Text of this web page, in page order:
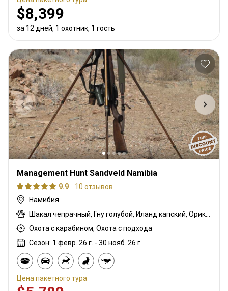
$8,399
за 12 дней, 1 охотник, 1 гость
Management Hunt Sandveld Namibia
9.9
10 отзывов
Намибия
Охота с карабином, Охота с подхода
Сезон: 1 февр. 26 г. - 30 нояб. 26 г.
Цена пакетного тура